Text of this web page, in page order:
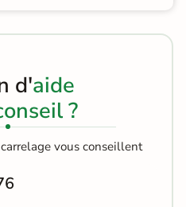
d'aide
?
vous conseillent